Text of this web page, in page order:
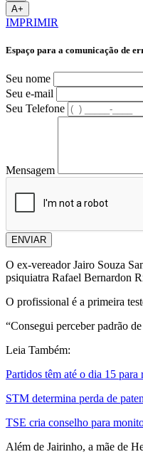
A+
IMPRIMIR
Espaço para a comunicação de
Seu nome
Seu e-mail
Seu Telefone
Mensagem
ENVIAR
O ex-vereador Jairo Souza
psiquiatra Rafael Bernardon
O profissional é a primeira
“Consegui perceber padrão
Leia Também:
Partidos têm até o dia 15
STM determina perda de
TSE cria conselho para
Além de Jairinho, a mãe de